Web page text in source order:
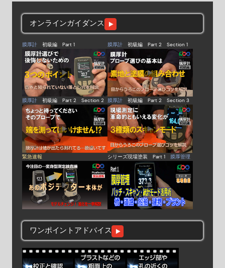
オンラインガイダンス
膜厚計 初級編 Part 1 膜厚計 初級編 Part 2 Section 1
膜厚計 初級編 Part 2 Section 2 膜厚計 初級編 Part 2 Section 3
緊急速報 シリーズ現場塗装 Part 1 膜厚管理
ワンポイントアドバイス